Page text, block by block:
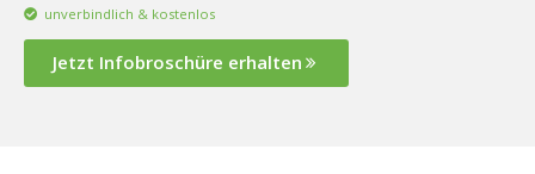
unverbindlich & kostenlos
Jetzt Infobroschüre erhalten